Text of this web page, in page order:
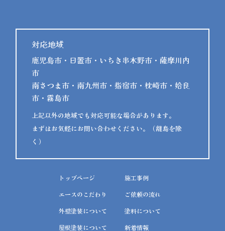
対応地域
鹿児島市・日置市・いちき串木野市・薩摩川内
市
南さつま市・南九州市・指宿市・枕崎市・姶良
市・霧島市
上記以外の地域でも対応可能な場合があります。
まずはお気軽にお問い合わせください。（離島を除
く）
トップページ
エースのこだわり
外壁塗装について
屋根塗装について
施工事例
ご依頼の流れ
塗料について
新着情報